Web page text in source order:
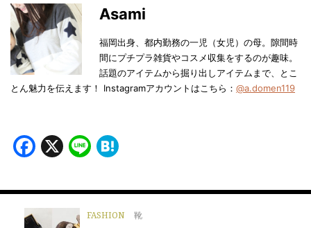
Asami
福岡出身、都内勤務の一児（女児）の母。隙間時
間にプチプラ雑貨やコスメ収集をするのが趣味。
話題のアイテムから掘り出しアイテムまで、とこ
とん魅力を伝えます！ Instagramアカウントはこちら： @a.domen119
Facebook
X Line
FASHION 靴